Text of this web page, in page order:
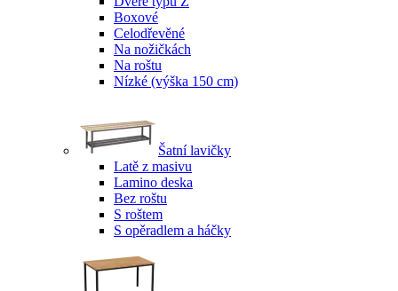
Boxové
Celodřevěné
Na nožičkách
Na roštu
Nízké (výška 150 cm)
Šatní lavičky
Latě z masivu
Lamino deska
Bez roštu
S roštem
S opěradlem a háčky